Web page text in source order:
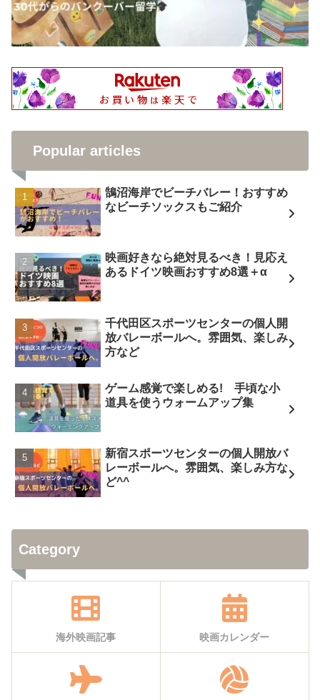
Popular articles
鵠沼海岸でビーチバレー！おすすめ
なビーチソックスもご紹介
映画好きなら絶対見るべき！見応え
あるドイツ映画おすすめ8選＋α
千代田区スポーツセンターの個人開
放バレーボールへ。雰囲気、楽しみ
方など
ゲーム感覚で楽しめる! 手頃な小
道具を使うウォームアップ集
新宿スポーツセンターの個人開放バ
レーボールへ。雰囲気、楽しみ方な
ど^^
Category
海外映画記事 映画カレンダー